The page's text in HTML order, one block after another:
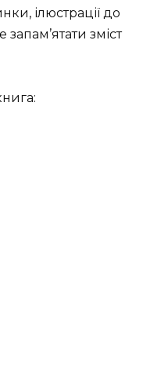
ілюстрації до
зміст